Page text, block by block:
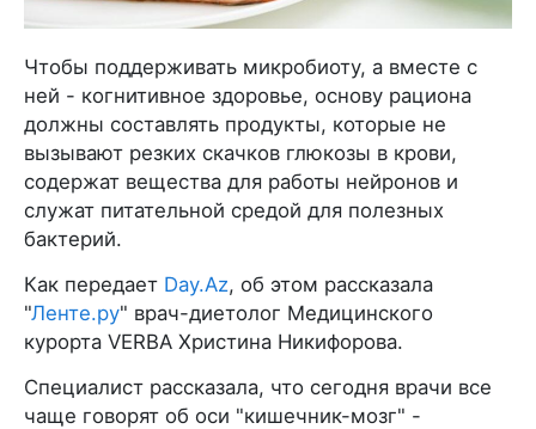
Чтобы поддерживать микробиоту, а вместе с
ней - когнитивное здоровье, основу рациона
должны составлять продукты, которые не
вызывают резких скачков глюкозы в крови,
содержат вещества для работы нейронов и
служат питательной средой для полезных
бактерий.
Как передает Day.Az, об этом рассказала
"Ленте.ру" врач-диетолог Медицинского
курорта VERBA Христина Никифорова.
Специалист рассказала, что сегодня врачи все
чаще говорят об оси "кишечник-мозг" -